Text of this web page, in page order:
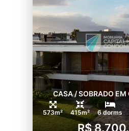
CASA / SOBRADO EM
573m² 415m² 6 dorms
R$